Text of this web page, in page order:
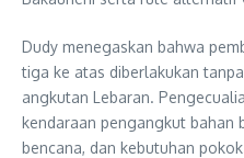
Dudy menegaskan bahwa
tiga ke atas diberlakukan
angkutan Lebaran.
kendaraan pengangkut bahan
bencana, dan kebutuhan